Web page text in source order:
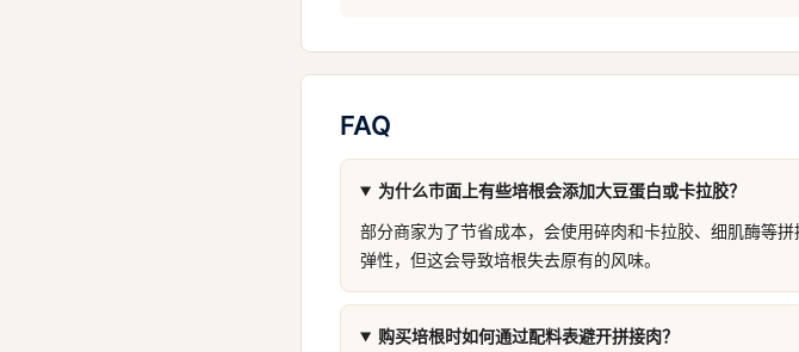
FAQ
为什么市面上有些培根会添加大豆蛋白或卡拉胶？
部分商家为了节省成本，会使用碎肉和卡拉胶、细肌酶等
弹性，但这会导致培根失去原有的风味。
购买培根时如何通过配料表避开拼接肉？